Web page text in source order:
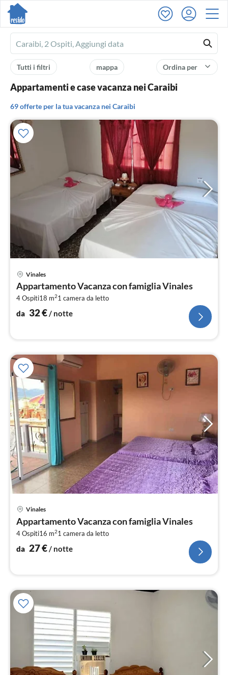
Ferienhausmiete
logo
Ordina per
mappa
Tutti i filtri
Appartamenti e case vacanza nei Caraibi
69 offerte per la tua vacanza nei Caraibi
Vinales
Appartamento Vacanza con famiglia Vinales
4 Ospiti18 m21 camera da letto
da 32€/ notte
Vinales
Appartamento Vacanza con famiglia Vinales
4 Ospiti16 m21 camera da letto
da 27€/ notte